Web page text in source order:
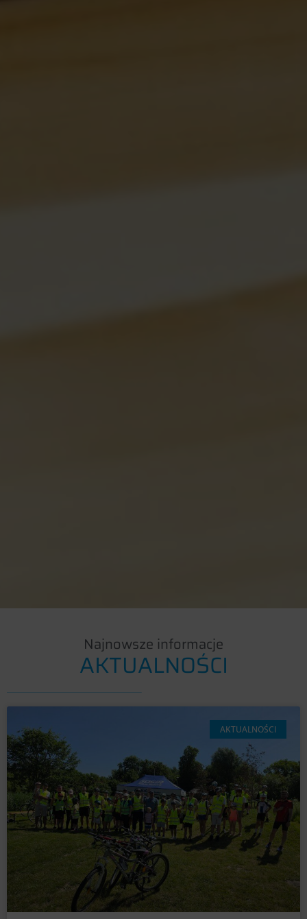
Najnowsze informacje
AKTUALNOŚCI
AKTUALNOŚCI